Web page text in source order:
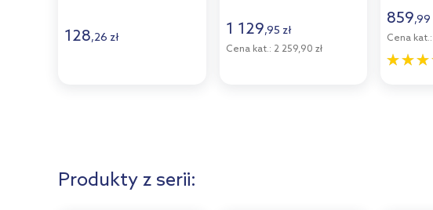
128,26 zł 1 129,95 zł
Cena kat.: 2 259,90 zł
859,99
Cena kat.:
Produkty z serii: